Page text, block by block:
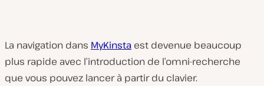
La navigation dans MyKinsta est devenue beaucoup
plus rapide avec l’introduction de l’omni-recherche
que vous pouvez lancer à partir du clavier.